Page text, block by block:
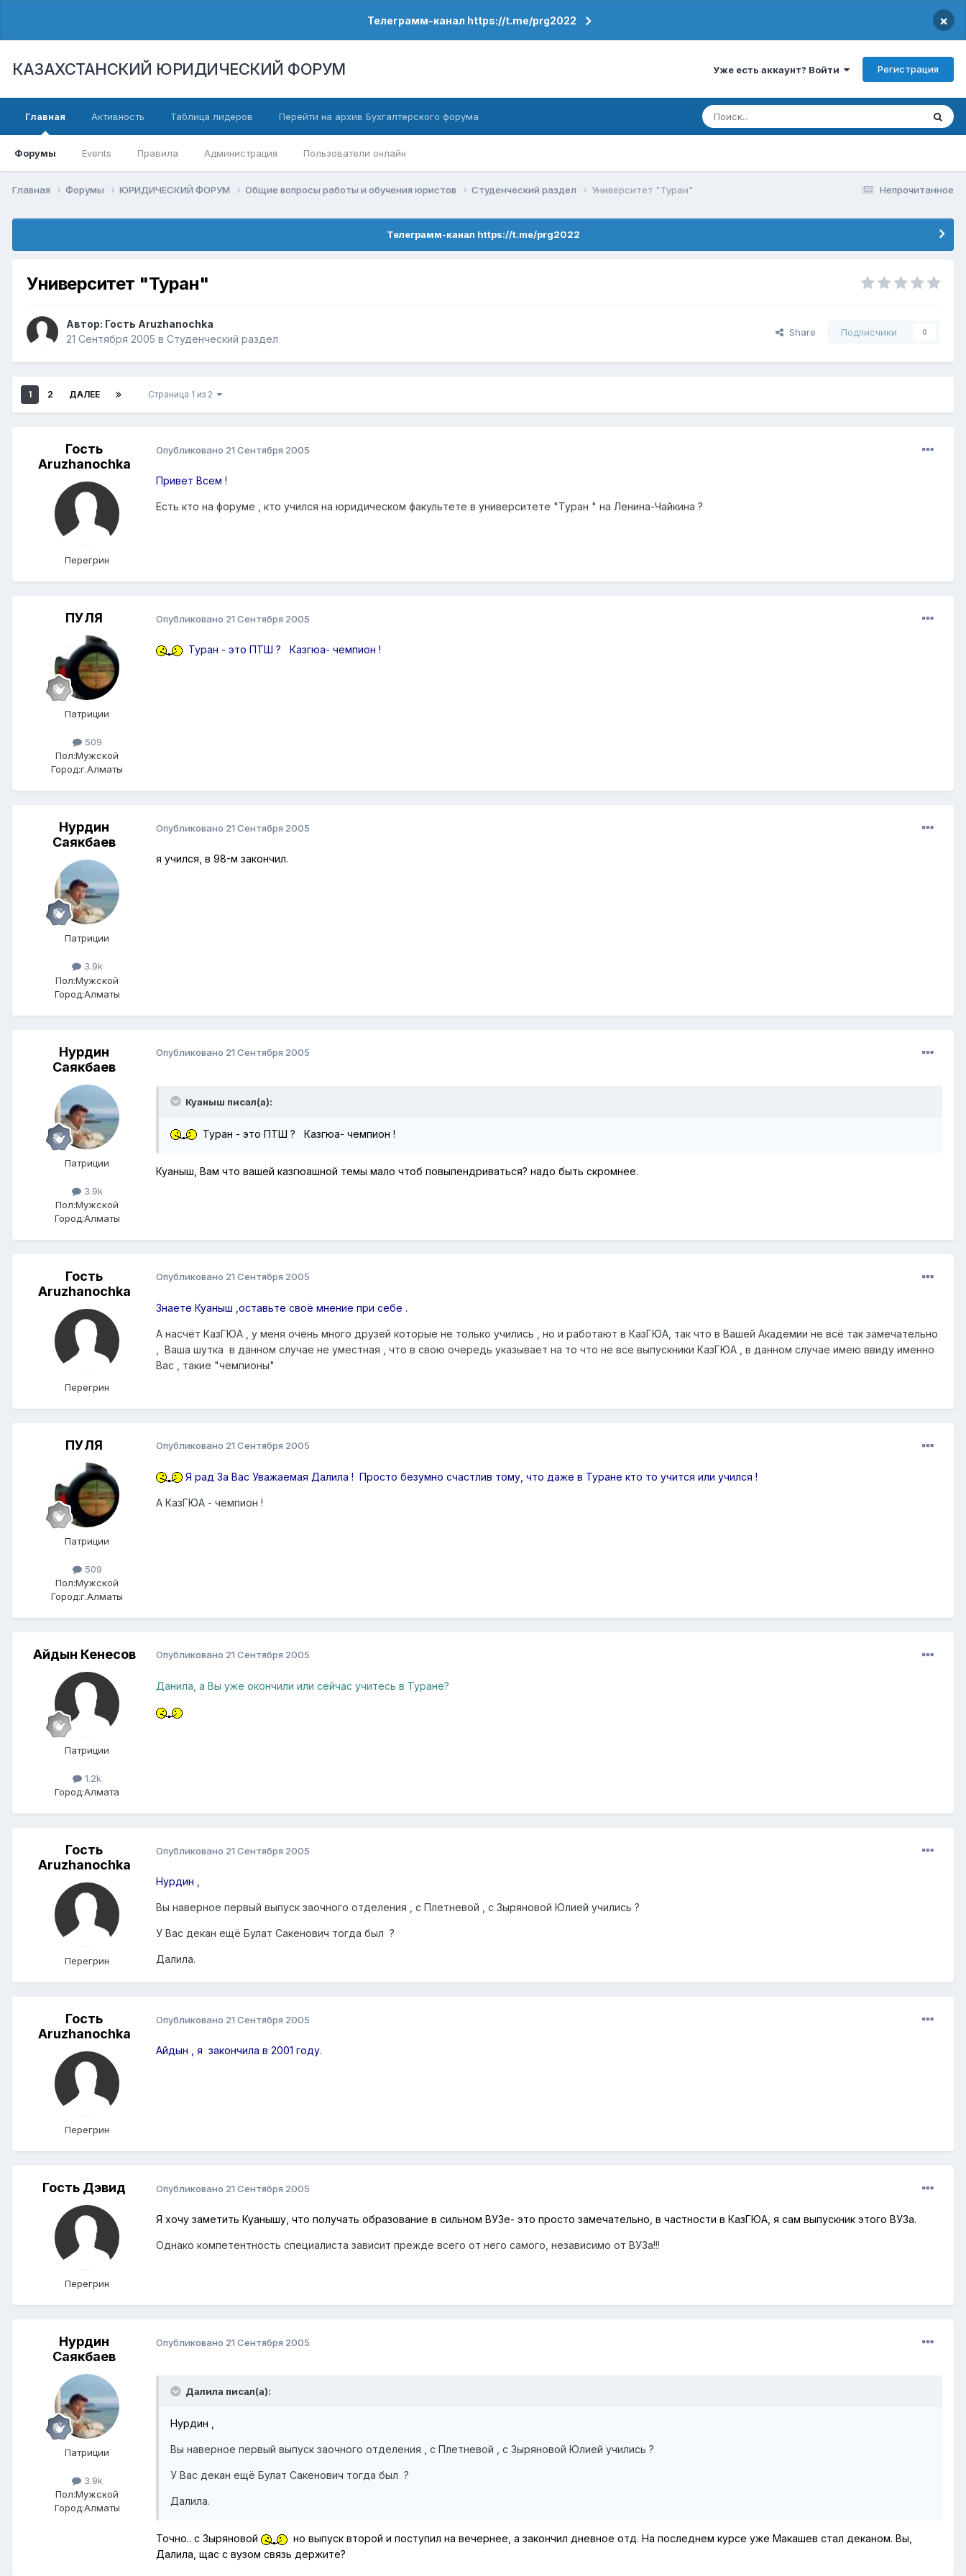
Телеграмм-канал https://t.me/prg2022 ×
КАЗАХСТАНСКИЙ ЮРИДИЧЕСКИЙ ФОРУМ Уже есть аккаунт? Войти Регистрация
Главная
Форумы Events Правила Администрация Пользователи онлайн
Активность Таблица лидеров Перейти на архив Бухгалтерского форума
Непрочитанное
Главная Форумы ЮРИДИЧЕСКИЙ ФОРУМ Общие вопросы работы и обучения юристов Студенческий раздел Университет "Туран"
Телеграмм-канал https://t.me/prg2022
Университет "Туран"
Автор: Гость Aruzhanochka
21 Сентября 2005 в Студенческий раздел
Share Подписчики 0
1 2 ДАЛЕЕ Страница 1 из 2
Гость
Aruzhanochka
Перегрин
Опубликовано 21 Сентября 2005
Привет Всем !
Есть кто на форуме , кто учился на юридическом факультете в университете "Туран " на Ленина-Чайкина ?
ПУЛЯ
Патриции
509
Пол:Мужской
Город:г.Алматы
Опубликовано 21 Сентября 2005
Туран - это ПТШ ? Казгюа- чемпион !
Нурдин
Саякбаев
Патриции
3.9k
Пол:Мужской
Город:Алматы
Опубликовано 21 Сентября 2005
я учился, в 98-м закончил.
Нурдин
Саякбаев
Патриции
3.9k
Пол:Мужской
Город:Алматы
Опубликовано 21 Сентября 2005
Куаныш писал(а):
Туран - это ПТШ ? Казгюа- чемпион !
Куаныш, Вам что вашей казгюашной темы мало чтоб повыпендриваться? надо быть скромнее.
Гость
Aruzhanochka
Перегрин
Опубликовано 21 Сентября 2005
Знаете Куаныш ,оставьте своё мнение при себе .
А насчёт КазГЮА , у меня очень много друзей которые не только учились , но и работают в КазГЮА, так что в Вашей Академии не всё так замечательно
, Ваша шутка в данном случае не уместная , что в свою очередь указывает на то что не все выпускники КазГЮА , в данном случае имею ввиду именно
Вас , такие "чемпионы"
ПУЛЯ
Патриции
509
Пол:Мужской
Город:г.Алматы
Опубликовано 21 Сентября 2005
Я рад За Вас Уважаемая Далила ! Просто безумно счастлив тому, что даже в Туране кто то учится или учился !
А КазГЮА - чемпион !
Айдын Кенесов
Патриции
1.2k
Город:Алмата
Опубликовано 21 Сентября 2005
Данила, а Вы уже окончили или сейчас учитесь в Туране?
Гость
Aruzhanochka
Перегрин
Опубликовано 21 Сентября 2005
Нурдин ,
Вы наверное первый выпуск заочного отделения , с Плетневой , с Зыряновой Юлией учились ?
У Вас декан ещё Булат Сакенович тогда был ?
Далила.
Гость
Aruzhanochka
Перегрин
Опубликовано 21 Сентября 2005
Айдын , я закончила в 2001 году.
Гость Дэвид
Перегрин
Опубликовано 21 Сентября 2005
Я хочу заметить Куанышу, что получать образование в сильном ВУЗе- это просто замечательно, в частности в КазГЮА, я сам выпускник этого ВУЗа.
Однако компетентность специалиста зависит прежде всего от него самого, независимо от ВУЗа!!!
Нурдин
Саякбаев
Патриции
3.9k
Пол:Мужской
Город:Алматы
Опубликовано 21 Сентября 2005
Далила писал(а):
Нурдин ,
Вы наверное первый выпуск заочного отделения , с Плетневой , с Зыряновой Юлией учились ?
У Вас декан ещё Булат Сакенович тогда был ?
Далила.
Точно.. с Зыряновой
но выпуск второй и поступил на вечернее, а закончил дневное отд. На последнем курсе уже Макашев стал деканом. Вы,
Далила, щас с вузом связь держите?